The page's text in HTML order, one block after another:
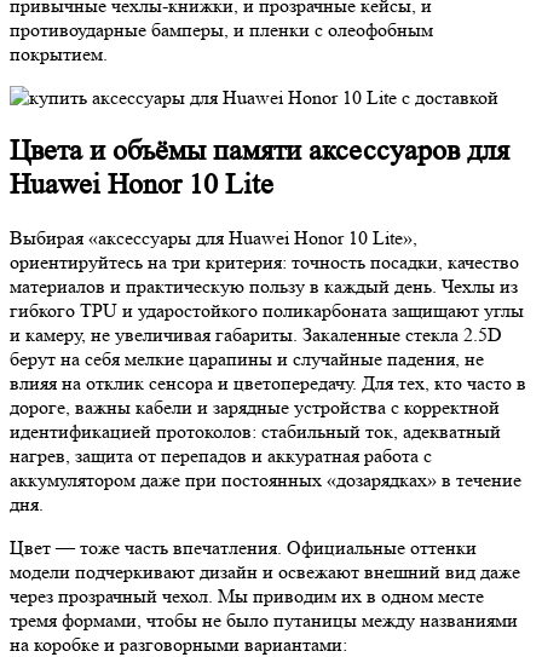
привычные чехлы-книжки, и прозрачные кейсы, и
противоударные бамперы, и пленки с олеофобным
покрытием.
Цвета и объёмы памяти аксессуаров для
Huawei Honor 10 Lite
Выбирая «аксессуары для Huawei Honor 10 Lite»,
ориентируйтесь на три критерия: точность посадки, качество
материалов и практическую пользу в каждый день. Чехлы из
гибкого TPU и ударостойкого поликарбоната защищают углы
и камеру, не увеличивая габариты. Закаленные стекла 2.5D
берут на себя мелкие царапины и случайные падения, не
влияя на отклик сенсора и цветопередачу. Для тех, кто часто в
дороге, важны кабели и зарядные устройства с корректной
идентификацией протоколов: стабильный ток, адекватный
нагрев, защита от перепадов и аккуратная работа с
аккумулятором даже при постоянных «дозарядках» в течение
дня.
Цвет — тоже часть впечатления. Официальные оттенки
модели подчеркивают дизайн и освежают внешний вид даже
через прозрачный чехол. Мы приводим их в одном месте
тремя формами, чтобы не было путаницы между названиями
на коробке и разговорными вариантами: